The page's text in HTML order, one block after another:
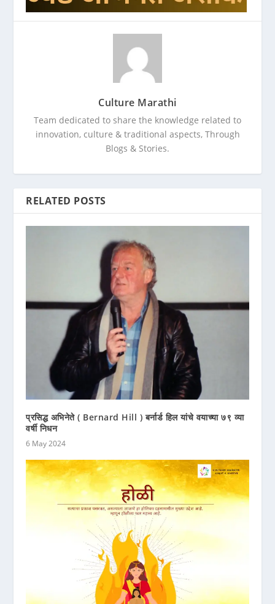
Culture Marathi
Team dedicated to share the knowledge related to
innovation, culture & traditional aspects, Through
Blogs & Stories.
RELATED POSTS
प्रसिद्ध अभिनेते ( Bernard Hill ) बर्नार्ड हिल यांचे वयाच्या ७९ व्या
वर्षी निधन
6 May 2024